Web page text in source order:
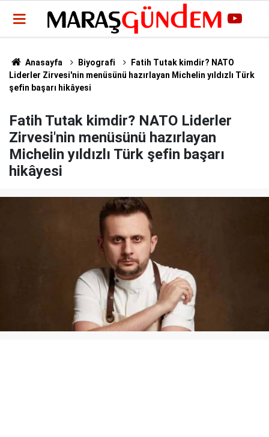
Anasayfa Biyografi
Fatih Tutak kimdir? NATO
Liderler Zirvesi'nin menüsünü hazırlayan Michelin yıldızlı Türk
şefin başarı hikâyesi
Fatih Tutak kimdir? NATO Liderler
Zirvesi'nin menüsünü hazırlayan
Michelin yıldızlı Türk şefin başarı
hikâyesi